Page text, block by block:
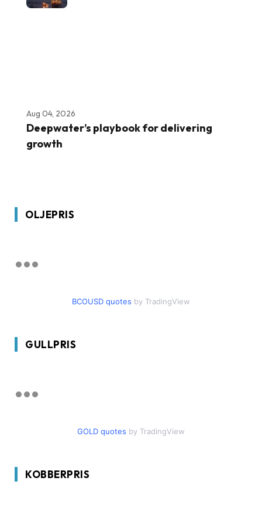
Aug 04, 2026
Deepwater’s playbook for delivering
growth
OLJEPRIS
BCOUSD quotes by TradingView
GULLPRIS
GOLD quotes by TradingView
KOBBERPRIS